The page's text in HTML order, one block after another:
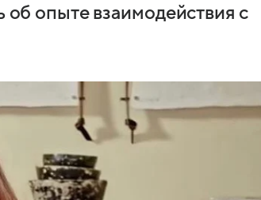
опыте взаимодействия с